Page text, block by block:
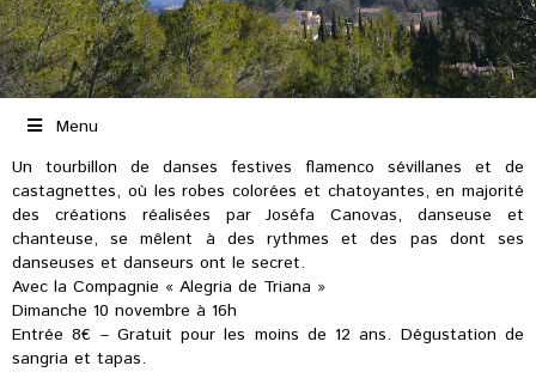
Menu
Un tourbillon de danses festives flamenco sévillanes et de
castagnettes, où les robes colorées et chatoyantes, en majorité
des créations réalisées par Joséfa Canovas, danseuse et
chanteuse, se mêlent à des rythmes et des pas dont ses
danseuses et danseurs ont le secret.
Avec la Compagnie « Alegria de Triana »
Dimanche 10 novembre à 16h
Entrée 8€ – Gratuit pour les moins de 12 ans. Dégustation de
sangria et tapas.